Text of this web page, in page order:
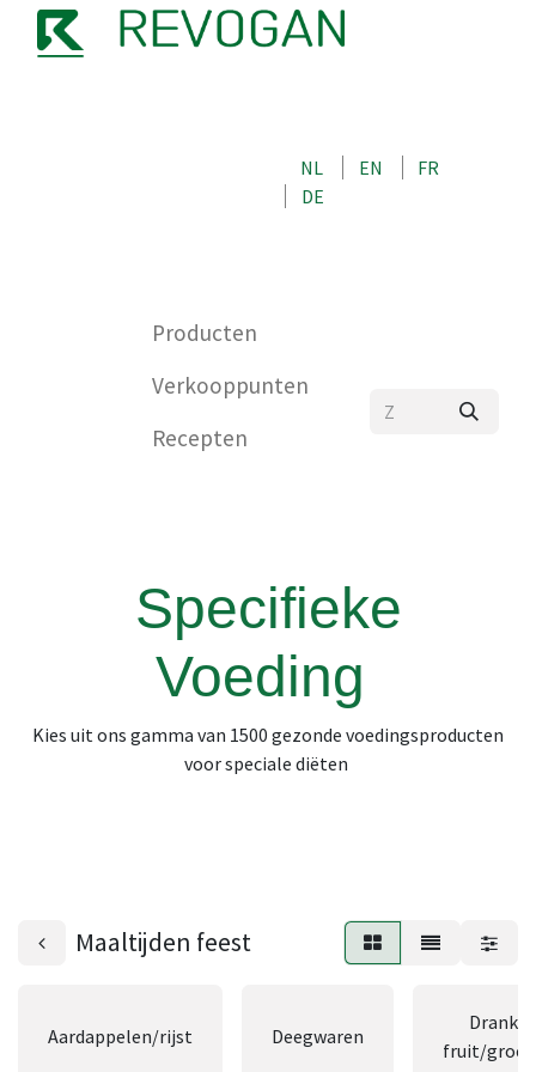
NL EN
FR
DE
Producten
Verkooppunten
Recepten
Specifieke
Voeding
Kies uit ons gamma van 1500 gezonde voedingsproducten
voor speciale diëten
Maaltijden feest
Aardappelen/rijst Deegwaren
fruit/